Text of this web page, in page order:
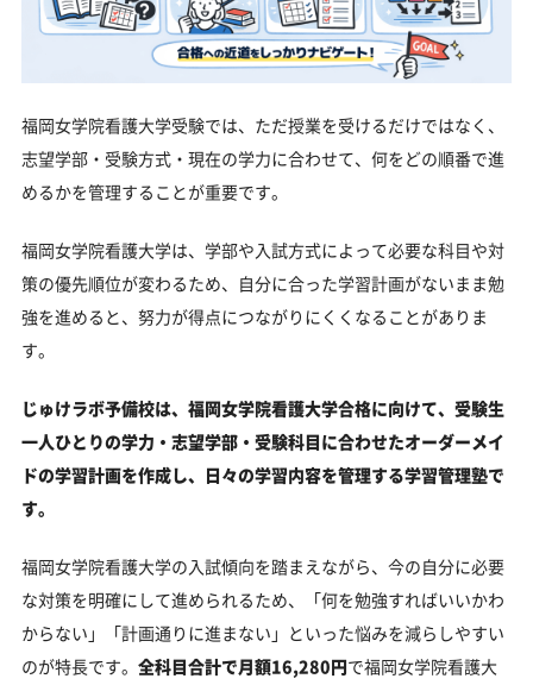
福岡女学院看護大学受験では、ただ授業を受けるだけではなく、
志望学部・受験方式・現在の学力に合わせて、何をどの順番で進
めるかを管理することが重要です。
福岡女学院看護大学は、学部や入試方式によって必要な科目や対
策の優先順位が変わるため、自分に合った学習計画がないまま勉
強を進めると、努力が得点につながりにくくなることがありま
す。
じゅけラボ予備校は、福岡女学院看護大学合格に向けて、受験生
一人ひとりの学力・志望学部・受験科目に合わせたオーダーメイ
ドの学習計画を作成し、日々の学習内容を管理する学習管理塾で
す。
福岡女学院看護大学の入試傾向を踏まえながら、今の自分に必要
な対策を明確にして進められるため、「何を勉強すればいいかわ
からない」「計画通りに進まない」といった悩みを減らしやすい
のが特長です。 全科目合計で月額16,280円で福岡女学院看護大